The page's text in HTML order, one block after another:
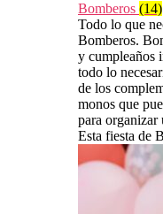
Bomberos (14)
Todo lo que
Bomberos.
y cumpleaños
todo lo
de los
monos que
para organizar
Esta fiesta de